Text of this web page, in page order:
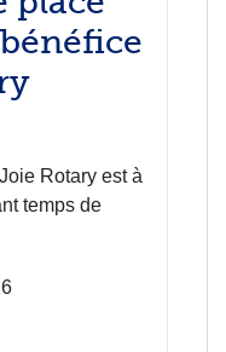
Rotary est à
temps de